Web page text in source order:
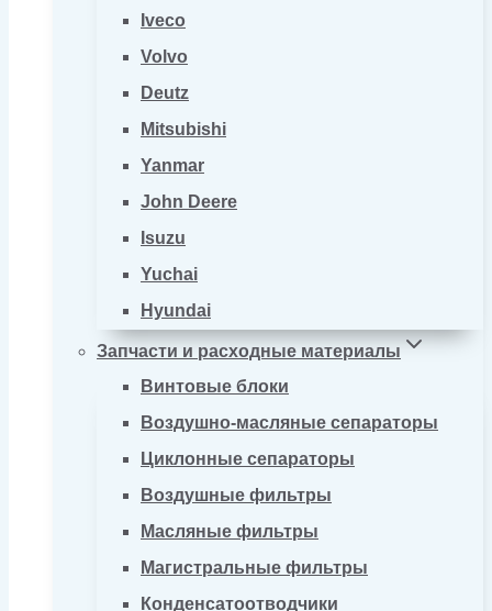
Iveco
Volvo
Deutz
Mitsubishi
Yanmar
John Deere
Isuzu
Yuchai
Hyundai
Запчасти и расходные материалы
Винтовые блоки
Воздушно-масляные сепараторы
Циклонные сепараторы
Воздушные фильтры
Масляные фильтры
Магистральные фильтры
Конденсатоотводчики